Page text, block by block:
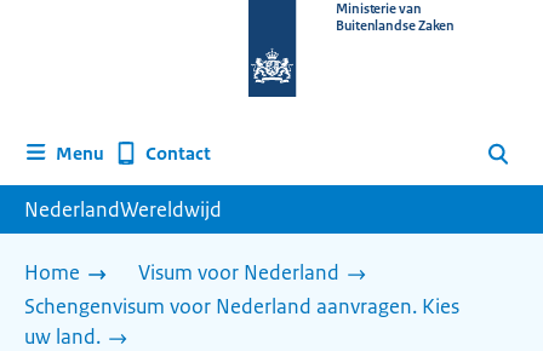
homepage
Ministerie van
Buitenlandse Zaken
Menu Contact Zoeken
NederlandWereldwijd
Home
Visum voor Nederland
Schengenvisum voor Nederland aanvragen. Kies
uw land.